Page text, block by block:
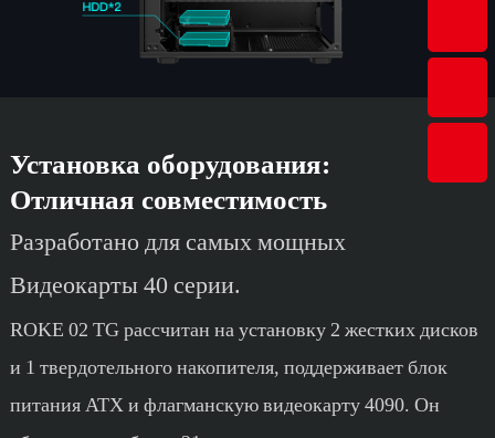
Установка оборудования:
Отличная совместимость
Разработано для самых мощных
Видеокарты 40 серии.
ROKE 02 TG рассчитан на установку 2 жестких дисков
и 1 твердотельного накопителя, поддерживает блок
питания ATX и флагманскую видеокарту 4090. Он